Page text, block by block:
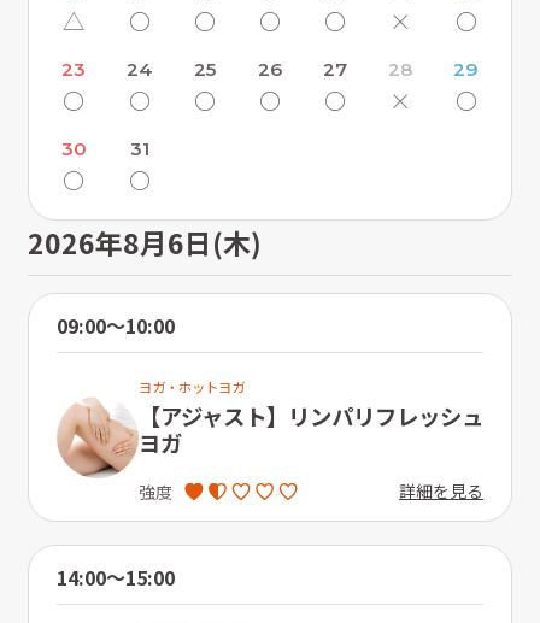
△ 〇 〇 〇 〇 × 〇
23
〇
24
〇
25
〇
26
〇
27
〇
28
×
29
〇
30
〇
31
〇
2026年8月6日(木)
09:00〜10:00
ヨガ・ホットヨガ
【アジャスト】リンパリフレッシュ
ヨガ
強度 詳細を見る
14:00〜15:00